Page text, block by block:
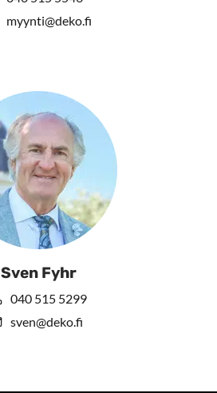
myynti@deko.fi
Sven Fyhr
040 515 5299
sven@deko.fi